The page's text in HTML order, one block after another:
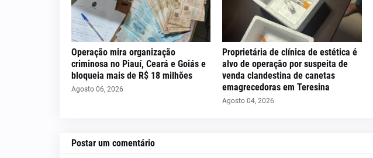
Operação mira organização
criminosa no Piauí, Ceará e Goiás e
bloqueia mais de R$ 18 milhões
Agosto 06, 2026
Proprietária de clínica de estética é
alvo de operação por suspeita de
venda clandestina de canetas
emagrecedoras em Teresina
Agosto 04, 2026
Postar um comentário